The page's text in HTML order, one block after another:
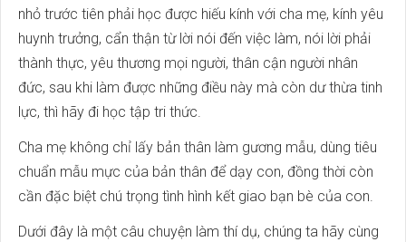
nhỏ trước tiên phải học được hiếu kính với cha mẹ, kính yêu
huynh trưởng, cẩn thận từ lời nói đến việc làm, nói lời phải
thành thực, yêu thương mọi người, thân cận người nhân
đức, sau khi làm được những điều này mà còn dư thừa tinh
lực, thì hãy đi học tập tri thức.
Cha mẹ không chỉ lấy bản thân làm gương mẫu, dùng tiêu
chuẩn mẫu mực của bản thân để dạy con, đồng thời còn
cần đặc biệt chú trọng tình hình kết giao bạn bè của con.
Dưới đây là một câu chuyện làm thí dụ, chúng ta hãy cùng